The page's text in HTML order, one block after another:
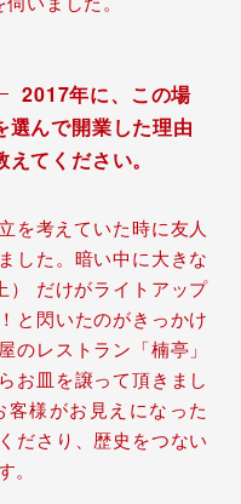
2017年に、この場
選んで開業した理由
えてください。
を考えていた時に友人
した。暗い中に大きな
） だけがライトアップ
と閃いたのがきっかけ
のレストラン「楠亭」
お皿を譲って頂きまし
様がお見えになった
ださり、歴史をつない
。